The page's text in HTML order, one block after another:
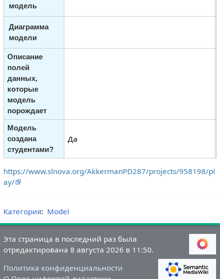
модель
Диаграмма
модели
Описание
полей
данных,
которые
модель
порождает
Модель
создана
студентами?
Да
https://www.slnova.org/AkkermanPD287/projects/958198/pl
ay/
Категория: Model
Эта страница в последний раз была
отредактирована 8 августа 2026 в 11:50.
Политика конфиденциальности